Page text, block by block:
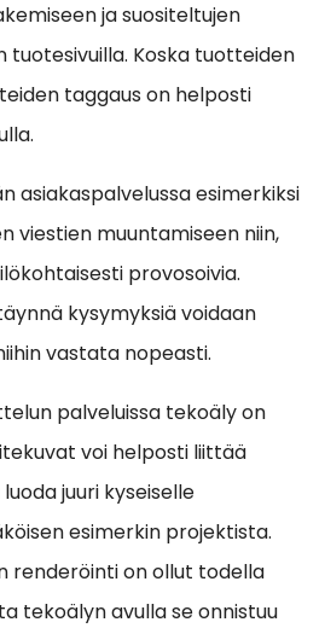
ja suositeltujen
Koska tuotteiden
taggaus on helposti
asiakaspalvelussa esimerkiksi
viestien muuntamiseen niin,
provosoivia.
kysymyksiä voidaan
vastata nopeasti.
palveluissa tekoäly on
voi helposti liittää
juuri kyseiselle
esimerkin projektista.
renderöinti on ollut todella
tekoälyn avulla se onnistuu